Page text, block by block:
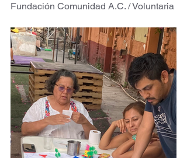
Fundación Comunidad A.C. / Voluntaria